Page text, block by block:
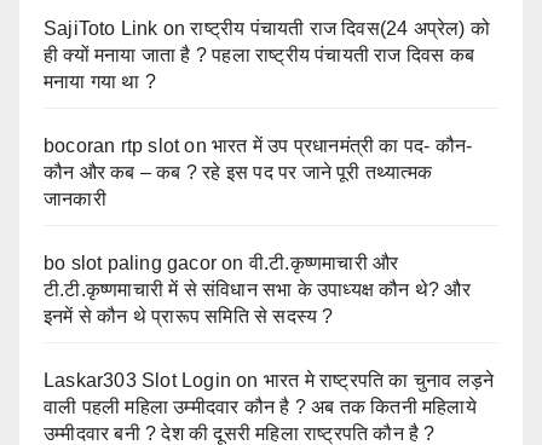
SajiToto Link onराष्ट्रीय पंचायती राज दिवस(24 अप्रेल) को
ही क्यों मनाया जाता है ? पहला राष्ट्रीय पंचायती राज दिवस कब
मनाया गया था ?
bocoran rtp slotonभारत में उप प्रधानमंत्री का पद- कौन-
कौन और कब – कब ? रहे इस पद पर जाने पूरी तथ्यात्मक
जानकारी
bo slot paling gacor onवी.टी.कृष्णमाचारी और
टी.टी.कृष्णमाचारी में से संविधान सभा के उपाध्यक्ष कौन थे? और
इनमें से कौन थे प्रारूप समिति से सदस्य ?
Laskar303 Slot Login on भारत मे राष्ट्रपति का चुनाव लड़ने
वाली पहली महिला उम्मीदवार कौन है ? अब तक कितनी महिलाये
उम्मीदवार बनी ? देश की दूसरी महिला राष्ट्रपति कौन है ?